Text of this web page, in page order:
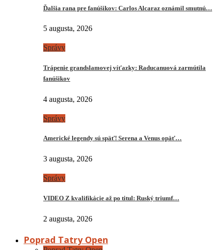
Ďalšia rana pre fanúšikov: Carlos Alcaraz oznámil smutnú…
5 augusta, 2026
Správy
Trápenie grandslamovej víťazky: Raducanuová zarmútila
fanúšikov
4 augusta, 2026
Správy
Americké legendy sú späť! Serena a Venus opäť…
3 augusta, 2026
Správy
VIDEO Z kvalifikácie až po titul: Ruský triumf…
2 augusta, 2026
Poprad Tatry Open